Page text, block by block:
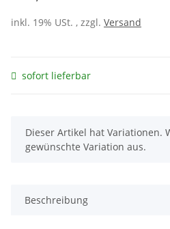
inkl. 19% USt. , zzgl. Versand
sofort lieferbar
x
Dieser Artikel hat Variationen.
gewünschte Variation aus.
Beschreibung